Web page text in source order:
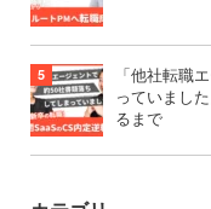
「他社転職
っていまし
るまで